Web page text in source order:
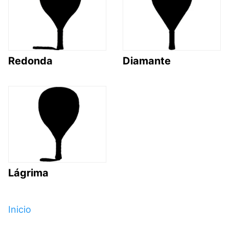
Redonda Diamante
Lágrima
Inicio